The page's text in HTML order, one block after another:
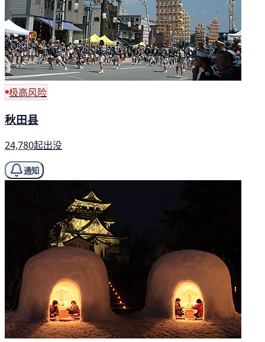
极高风险
秋田县
24,780起出没
通知